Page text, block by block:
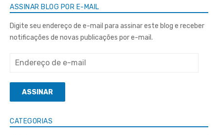
ASSINAR BLOG POR E-MAIL
Digite seu endereço de e-mail para assinar este blog e receber
notificações de novas publicações por e-mail.
Endereço
e-
mailASSINAR
CATEGORIAS